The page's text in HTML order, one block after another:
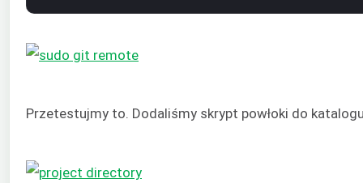
Przetestujmy to. Dodaliśmy skrypt powłoki do